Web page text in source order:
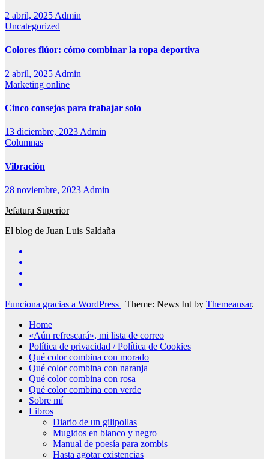
2 abril, 2025 Admin
Uncategorized
Colores flúor: cómo combinar la ropa deportiva
2 abril, 2025 Admin
Marketing online
Cinco consejos para trabajar solo
13 diciembre, 2023 Admin
Columnas
Vibración
28 noviembre, 2023 Admin
Jefatura Superior
El blog de Juan Luis Saldaña
Funciona gracias a WordPress | Theme: News Int by Themeansar.
Home
«Aún refrescará», mi lista de correo
Política de privacidad / Política de Cookies
Qué color combina con morado
Qué color combina con naranja
Qué color combina con rosa
Qué color combina con verde
Sobre mí
Libros
Diario de un gilipollas
Mugidos en blanco y negro
Manual de poesía para zombis
Hasta agotar existencias